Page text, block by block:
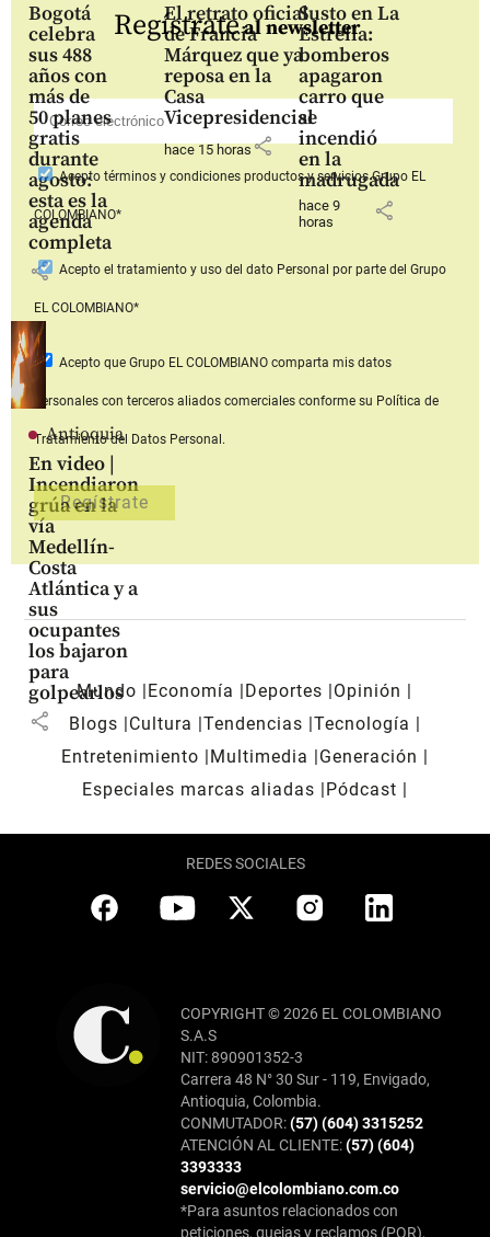
Bogotá
celebra
sus 488
años con
más de
50 planes
gratis
durante
agosto:
esta es la
agenda
completa
share
El retrato oficial
de Francia
Márquez que ya
reposa en la
Casa
Vicepresidencial
hace 15 horasshare
Susto en La
Estrella:
bomberos
apagaron
carro que
se
incendió
en la
madrugada
hace 9
horas
share
Antioquia
En video |
Incendiaron
grúa en la
vía
Medellín-
Costa
Atlántica y a
sus
ocupantes
los bajaron
para
golpearlos
share
Regístrateal newsletter
Aceptotérminos y condiciones productos y serviciosGrupo EL
COLOMBIANO*
Acepto el tratamiento y uso del dato Personal por parte del Grupo
EL COLOMBIANO*
Acepto que Grupo EL COLOMBIANOcomparta mis datos
personales con terceros aliados comerciales conforme su Política de
Tratamiento del Datos Personal.
Mundo Economía Deportes
Opinión
Blogs
Cultura Tendencias Tecnología
Entretenimiento
Multimedia
Generación
Especiales marcas aliadas
Pódcast
REDES SOCIALES
COPYRIGHT © 2026 EL COLOMBIANO
S.A.S
NIT: 890901352-3
Carrera 48 N° 30 Sur - 119, Envigado,
Antioquia, Colombia.
CONMUTADOR:(57) (604) 3315252
ATENCIÓN AL CLIENTE:(57) (604)
3393333
servicio@elcolombiano.com.co
*Para asuntos relacionados con
peticiones, quejas y reclamos (PQR),